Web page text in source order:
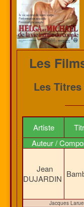
Les
Les Titres
Artiste
Auteur /
Jean
DUJARDIN
Jacques Larue